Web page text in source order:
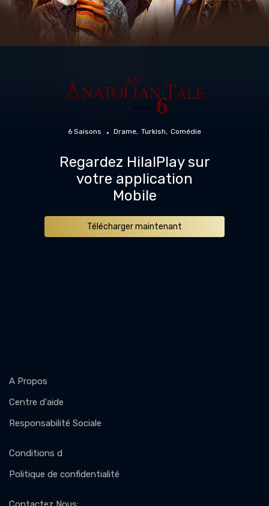
6 Saisons Drame Turkish Comédie
Regardez HilalPlay sur
votre application
Mobile
Télécharger maintenant
A Propos
Centre d'aide
Responsabilité Sociale
Conditions d
Politique de confidentialité